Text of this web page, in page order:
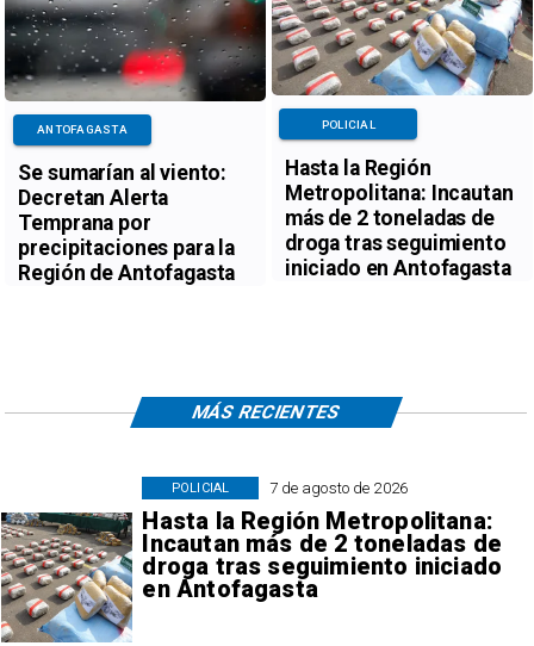
Se sumarían al viento:
Decretan Alerta
Temprana por
precipitaciones para la
Región de Antofagasta
ANTOFAGASTA
Hasta la Región
Metropolitana: Incautan
más de 2 toneladas de
droga tras seguimiento
iniciado en Antofagasta
POLICIAL
7 de agosto de 2026
Hasta la Región Metropolitana:
Incautan más de 2 toneladas de
droga tras seguimiento iniciado
en Antofagasta
POLICIAL
MÁS RECIENTES